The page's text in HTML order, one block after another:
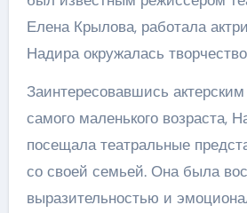
Елена Крылова, работала
Надира окружалась
Заинтересовавшись
самого маленького возраста,
посещала театральные
со своей семьей. Она была
выразительностью и